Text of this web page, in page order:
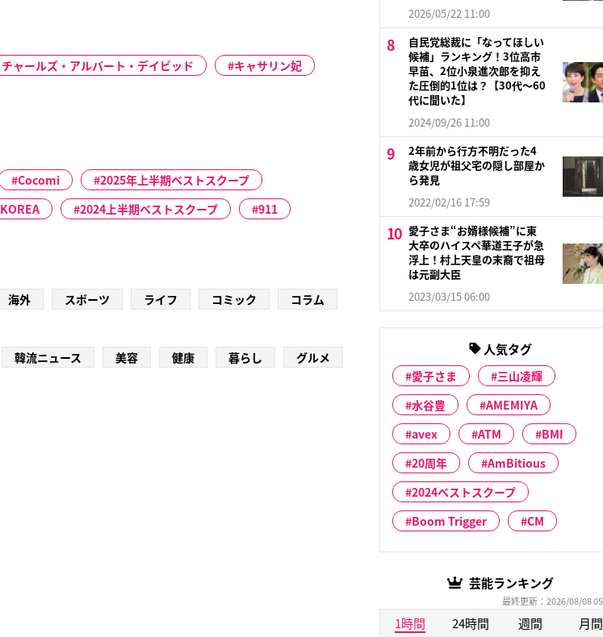
ャールズ・アルバート・デイビッド
キャサリン妃
Cocomi
2025年上半期ベストスクープ
2024上半期ベストスクープ
911
海外 スポーツ ライフ コミック
コラム
韓流ニュース 美容 健康 暮らし グルメ
2026/05/22 11:00
自民党総裁に「なってほしい
候補」ランキング！3位高市
早苗、2位小泉進次郎を抑え
た圧倒的1位は？【30代〜60
代に聞いた】
2024/09/26 11:00
2年前から行方不明だった4
歳女児が祖父宅の隠し部屋か
ら発見
2022/02/16 17:59
愛子さま“お婿様候補”に東
大卒のハイスペ華道王子が急
浮上！村上天皇の末裔で祖母
は元副大臣
2023/03/15 06:00
人気タグ
愛子さま
三山凌輝
水谷豊
AMEMIYA
avex
ATM
BMI
20周年
AmBitious
2024ベストスクープ
Boom Trigger
CM
芸能ランキング
最終更新：2026/08/08
1時間 24時間 週間 月間